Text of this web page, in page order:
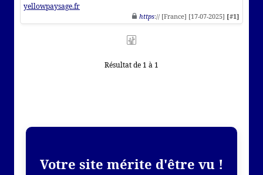
yellowpaysage.fr
https:// [France] [17-07-2025] [#1]
Résultat de 1 à 1
Votre site mérite d'être vu !